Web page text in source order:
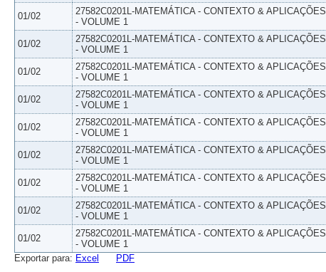
01/02
27582C0201L-MATEMÁTICA - CONTEXTO & APLICAÇÕES
- VOLUME 1
01/02
27582C0201L-MATEMÁTICA - CONTEXTO & APLICAÇÕES
- VOLUME 1
01/02
27582C0201L-MATEMÁTICA - CONTEXTO & APLICAÇÕES
- VOLUME 1
01/02
27582C0201L-MATEMÁTICA - CONTEXTO & APLICAÇÕES
- VOLUME 1
01/02
27582C0201L-MATEMÁTICA - CONTEXTO & APLICAÇÕES
- VOLUME 1
01/02
27582C0201L-MATEMÁTICA - CONTEXTO & APLICAÇÕES
- VOLUME 1
01/02
27582C0201L-MATEMÁTICA - CONTEXTO & APLICAÇÕES
- VOLUME 1
01/02
27582C0201L-MATEMÁTICA - CONTEXTO & APLICAÇÕES
- VOLUME 1
01/02
27582C0201L-MATEMÁTICA - CONTEXTO & APLICAÇÕES
- VOLUME 1
Exportar para: Excel PDF